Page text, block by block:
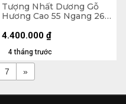
Tượng Nhất Dương Gỗ
Hương Cao 55 Ngang 26
4 tháng trước
4.400.000 ₫
7 »